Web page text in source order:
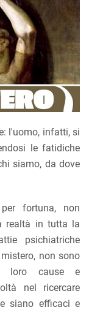
l'uomo, infatti, si
le fatidiche
siamo, da dove
fortuna, non
realtà in tutta la
psichiatriche
non sono
loro cause e
nel ricercare
siano efficaci e